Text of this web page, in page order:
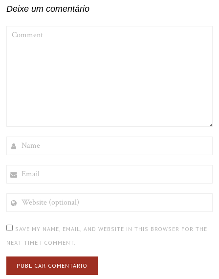
Deixe um comentário
(OPTIONAL)
SAVE MY NAME, EMAIL, AND WEBSITE IN THIS BROWSER FOR THE
NEXT TIME I COMMENT.